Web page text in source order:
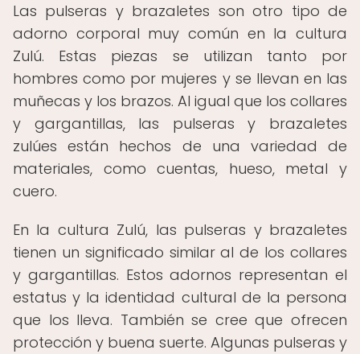
Las pulseras y brazaletes son otro tipo de
adorno corporal muy común en la cultura
Zulú. Estas piezas se utilizan tanto por
hombres como por mujeres y se llevan en las
muñecas y los brazos. Al igual que los collares
y gargantillas, las pulseras y brazaletes
zulúes están hechos de una variedad de
materiales, como cuentas, hueso, metal y
cuero.
En la cultura Zulú, las pulseras y brazaletes
tienen un significado similar al de los collares
y gargantillas. Estos adornos representan el
estatus y la identidad cultural de la persona
que los lleva. También se cree que ofrecen
protección y buena suerte. Algunas pulseras y